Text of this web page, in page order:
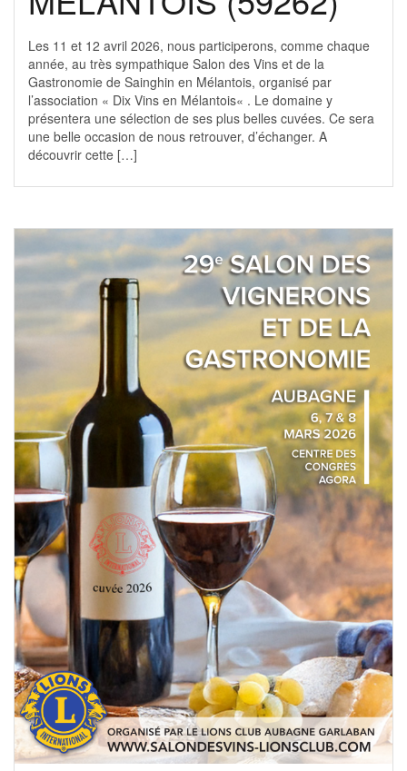
Les 11 et 12 avril 2026, nous participerons, comme chaque
année, au très sympathique Salon des Vins et de la
Gastronomie de Sainghin en Mélantois, organisé par
l’association « Dix Vins en Mélantois« . Le domaine y
présentera une sélection de ses plus belles cuvées. Ce sera
une belle occasion de nous retrouver, d’échanger. A
découvrir cette […]